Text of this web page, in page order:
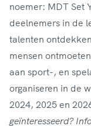
noemer: MDT Set
deelnemers in de
talenten
mensen
aan sport-, en
organiseren in de
2024, 2025 en
geïnteresseerd?